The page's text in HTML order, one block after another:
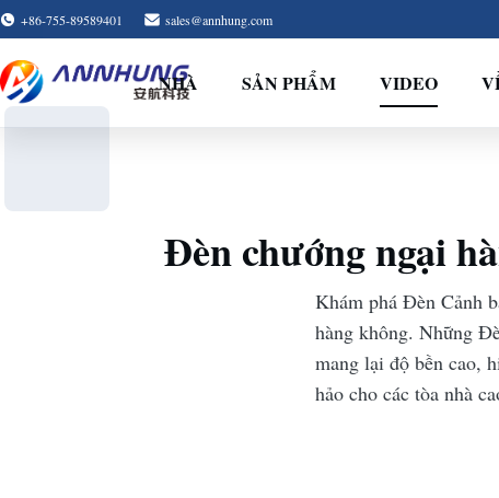
+86-755-89589401 sales@annhung.com
NHÀ SẢN PHẨM VIDEO
Đèn chướng ngại
Khám phá Đèn Cảnh
hàng không. Những
mang lại độ bền cao,
hảo cho các tòa nhà